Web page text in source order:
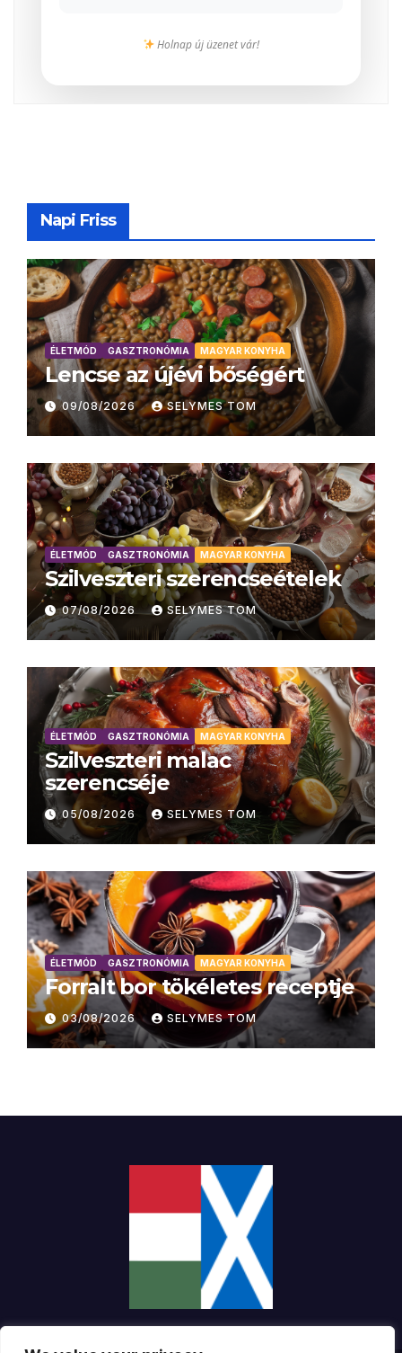
Holnap új üzenet vár!
Napi Friss
ÉLETMÓD GASZTRONÓMIA MAGYAR KONYHA
Lencse az újévi bőségért
09/08/2026 SELYMES TOM
ÉLETMÓD GASZTRONÓMIA MAGYAR KONYHA
Szilveszteri szerencseételek
07/08/2026 SELYMES TOM
ÉLETMÓD GASZTRONÓMIA MAGYAR KONYHA
Szilveszteri malac
szerencséje
05/08/2026 SELYMES TOM
ÉLETMÓD GASZTRONÓMIA MAGYAR KONYHA
Forralt bor tökéletes receptje
03/08/2026 SELYMES TOM